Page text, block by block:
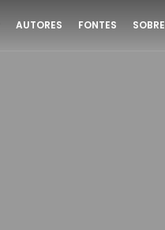
AUTORES FONTES SOBRE